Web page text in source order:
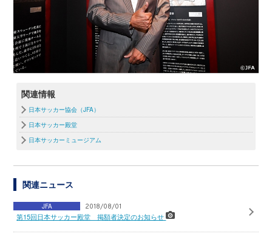
関連情報
日本サッカー協会（JFA）
日本サッカー殿堂
日本サッカーミュージアム
関連ニュース
JFA 2018/08/01
第15回日本サッカー殿堂 掲額者決定のお知らせ